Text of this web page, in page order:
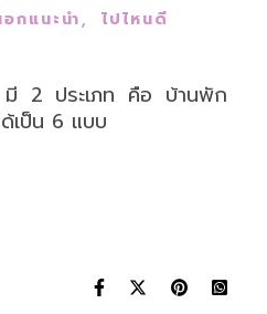
กแนะนำ, ไปไหนดี
2 ประเภท คือ บ้านพัก
เป็น 6 แบบ